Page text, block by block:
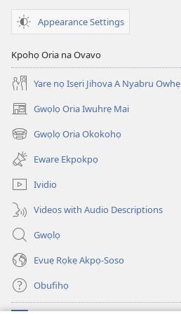
Appearance Settings
Kpohọ Oria na Ovavo
Yare nọ Isẹri Jihova A Nyabru
Gwọlọ Oria Iwuhrẹ Mai
(opens
new
window)
Gwọlọ Oria Okokohọ
(opens
new
window)
Eware Ekpokpọ
Ividio
Videos with Audio Descriptions
Gwọlọ
Evuẹ Rọkẹ Akpọ-Soso
Obufihọ